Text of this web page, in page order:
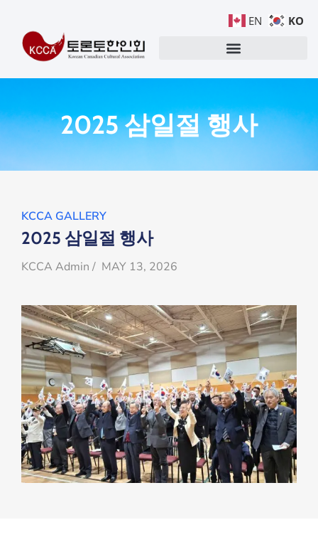
2025 삼일절 행사
KCCA GALLERY
2025 삼일절 행사
KCCA Admin / MAY 13, 2026
EN KO